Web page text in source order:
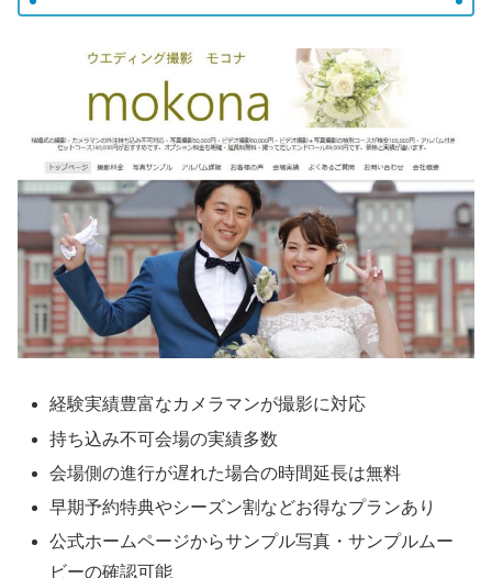
経験実績豊富なカメラマンが撮影に対応
持ち込み不可会場の実績多数
会場側の進行が遅れた場合の時間延長は無料
早期予約特典やシーズン割などお得なプランあり
公式ホームページからサンプル写真・サンプルムー
ビーの確認可能